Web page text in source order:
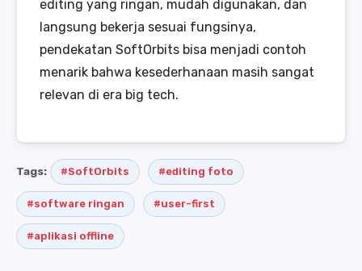
editing yang ringan, mudah digunakan, dan
langsung bekerja sesuai fungsinya,
pendekatan SoftOrbits bisa menjadi contoh
menarik bahwa kesederhanaan masih sangat
relevan di era big tech.
Tags: #SoftOrbits #editing foto
#software ringan #user-first
#aplikasi offline